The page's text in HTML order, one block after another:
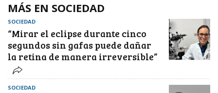
MÁS EN SOCIEDAD
SOCIEDAD
“Mirar el eclipse durante cinco
segundos sin gafas puede dañar
la retina de manera irreversible”
SOCIEDAD